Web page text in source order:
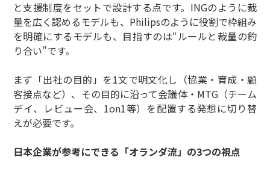
と支援制度をセットで設計する点です。INGのように裁
量を広く認めるモデルも、Philipsのように役割で枠組み
を明確にするモデルも、目指すのは“ルールと裁量の釣
り合い”です。
まず「出社の目的」を1文で明文化し（協業・育成・顧
客接点など）、その目的に沿って会議体・MTG（チーム
デイ、レビュー会、1on1等）を配置する発想に切り替
えが必要です。
日本企業が参考にできる「オランダ流」の3つの視点